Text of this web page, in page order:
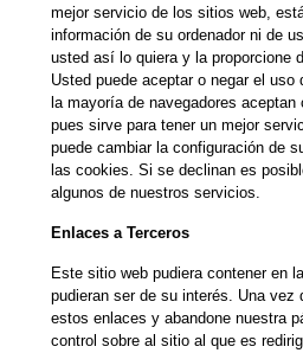
mejor servicio de los sitios web,
información de su ordenador ni de
usted así lo quiera y la proporcione
Usted puede aceptar o negar el
la mayoría de navegadores
pues sirve para tener un mejor
puede cambiar la configuración de
las cookies. Si se declinan es
algunos de nuestros servicios.
Enlaces a Terceros
Este sitio web pudiera contener en
pudieran ser de su interés. Una vez
estos enlaces y abandone nuestra
control sobre al sitio al que es